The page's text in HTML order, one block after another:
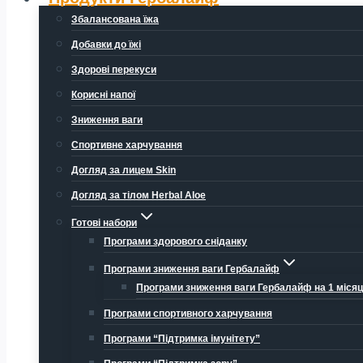
Збалансована їжа
Добавки до їжі
Здорові перекуси
Корисні напої
Зниження ваги
Спортивне харчування
Догляд за лицем Skin
Догляд за тілом Herbal Aloe
Готові набори
Програми здорового сніданку
Програми зниження ваги Гербалайф
Програми зниження ваги Гербалайф на 1
Програми спортивного харчування
Програми “Підтримка імунітету”